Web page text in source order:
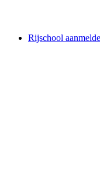
Rijschool